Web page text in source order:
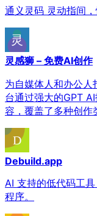
通义灵码 灵动指间
灵感狮 – 免费AI创作
为自媒体人和办公
台通过强大的GPT
容，覆盖了多种创作
Debuild.app
AI 支持的低代码工
程序。